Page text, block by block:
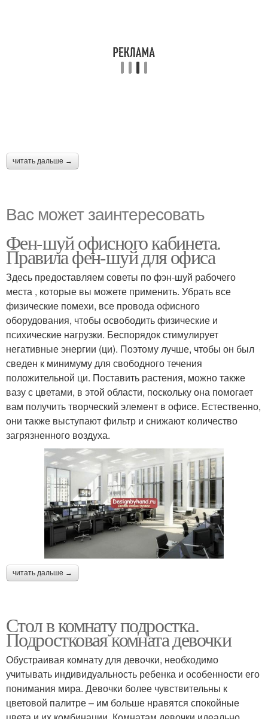
читать дальше →
Вас может заинтересовать
Фен-шуй офисного кабинета.
Правила фен-шуй для офиса
Здесь предоставляем советы по фэн-шуй рабочего
места , которые вы можете применить. Убрать все
физические помехи, все провода офисного
оборудования, чтобы освободить физические и
психические нагрузки. Беспорядок стимулирует
негативные энергии (ци). Поэтому лучше, чтобы он был
сведен к минимуму для свободного течения
положительной ци. Поставить растения, можно также
вазу с цветами, в этой области, поскольку она помогает
вам получить творческий элемент в офисе. Естественно,
они также выступают фильтр и снижают количество
загрязненного воздуха.
читать дальше →
Стол в комнату подростка.
Подростковая комната девочки
Обустраивая комнату для девочки, необходимо
учитывать индивидуальность ребенка и особенности его
понимания мира. Девочки более чувствительны к
цветовой палитре – им больше нравятся спокойные